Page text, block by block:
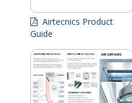
Airtecnics Product
Guide